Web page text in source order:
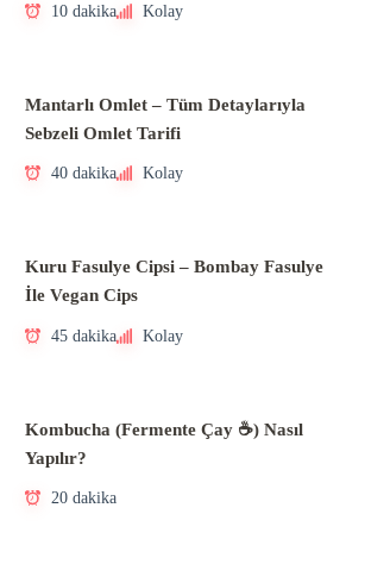
10 dakika Kolay
Mantarlı Omlet – Tüm Detaylarıyla
Sebzeli Omlet Tarifi
40 dakika Kolay
Kuru Fasulye Cipsi – Bombay Fasulye
İle Vegan Cips
45 dakika Kolay
Kombucha (Fermente Çay ☕) Nasıl
Yapılır?
20 dakika